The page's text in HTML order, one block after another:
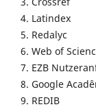
4. Latindex
5. Redalyc
6. Web of
7. EZB
8. Google
9. REDIB